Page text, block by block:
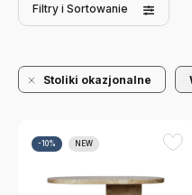
Filtry i Sortowanie
Stoliki okazjonalne
-10% NEW